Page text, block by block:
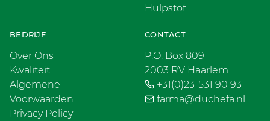
Hulpstof
BEDRIJF
Over Ons
Kwaliteit
Algemene
Voorwaarden
Privacy Policy
CONTACT
P.O. Box 809
2003 RV Haarlem
+31(0)23-531 90 93
farma@duchefa.nl